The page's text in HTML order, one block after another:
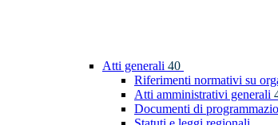
Atti generali 40
Riferimenti normativi su
Atti amministrativi generali
Documenti di